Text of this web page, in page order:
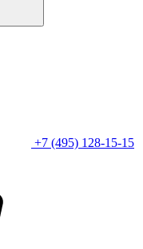
+7 (495) 128-15-15